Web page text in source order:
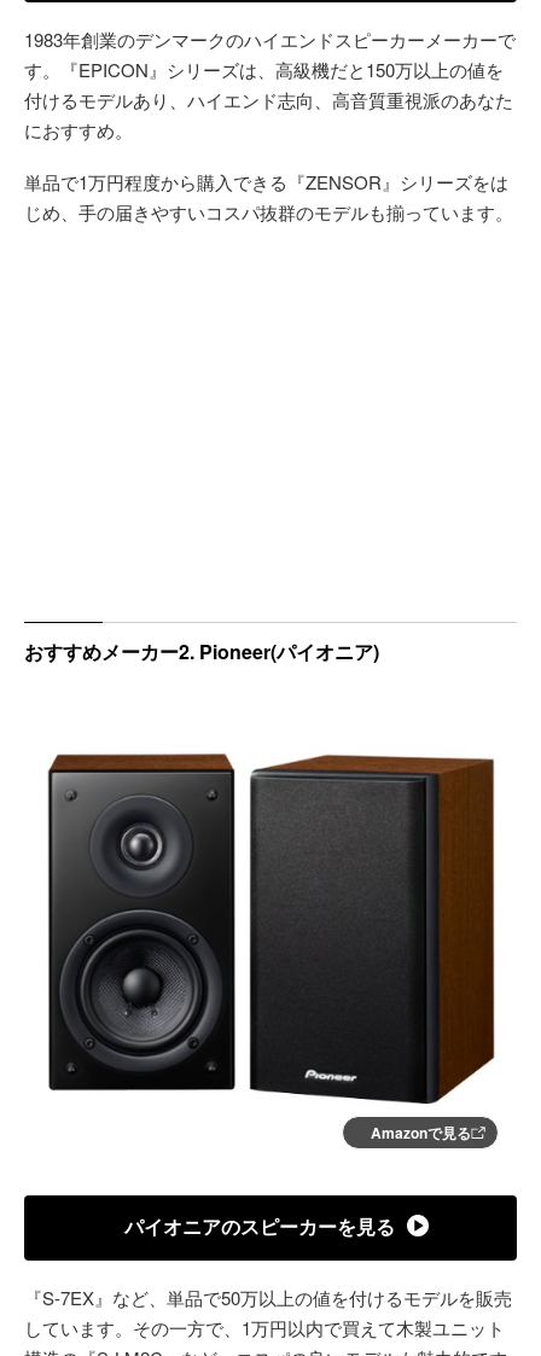
1983年創業のデンマークのハイエンドスピーカーメーカーで
す。『EPICON』シリーズは、高級機だと150万以上の値を
付けるモデルあり、ハイエンド志向、高音質重視派のあなた
におすすめ。
単品で1万円程度から購入できる『ZENSOR』シリーズをは
じめ、手の届きやすいコスパ抜群のモデルも揃っています。
おすすめメーカー2. Pioneer(パイオニア)
Amazonで見る
パイオニアのスピーカーを見る
『S-7EX』など、単品で50万以上の値を付けるモデルを販売
しています。その一方で、1万円以内で買えて木製ユニット